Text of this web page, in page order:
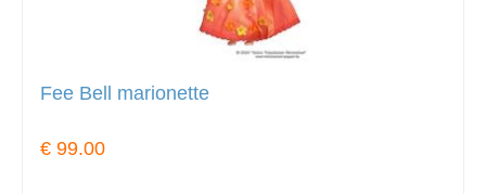
Fee Bell marionette
€ 99.00